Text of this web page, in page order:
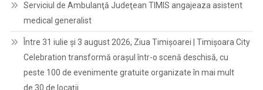
Serviciul de Ambulanţă Judeţean TIMIS angajeaza asistent
medical generalist
Între 31 iulie și 3 august 2026, Ziua Timișoarei | Timișoara City
Celebration transformă orașul într-o scenă deschisă, cu
peste 100 de evenimente gratuite organizate în mai mult
de 30 de locații